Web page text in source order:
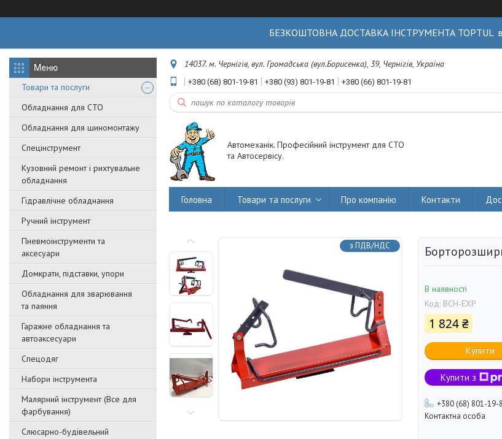
БЕЗКОШТОВНА ДОСТАВКА ІНСТРУМЕНТА TOPTUL
Товари та послуги
Обладнання для СТО
Обладнання для шиномонтажу
Спецінструмент
Кузовний ремонт і рихтувальне
обладнання
Гідравлічне обладнання
Ручний інструмент
Пневмоінструменти та
аксесуари
Домкрати, підставки, упори
Обладнання для зварювання
та паяння
Гаражне обладнання та
автоаксесуари
Спецодяг
Набори інструмента
Малярний інструмент (Все для
фарбування)
Слюсарно-будівельний
14037. м. Чернігів, вул. Громадська (вул.Борисенка), 39, Чернігів, Україна
+380 (68) 801-19-81 +380 (93) 801-19-81 +380 (66) 801-19-81
Автомеханік. Професійний інструмент для СТО
та Автосервісу.
Головна Товари та послуги Про компанію Контакти
з ПДВ/НДС
В наявності
Код: BCH-EXP
1 824 ₴
Купити
Купити з
+380 (68) 801-19-
Контактна особа